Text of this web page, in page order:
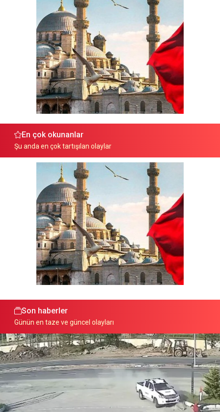
En çok okunanlar
Şu anda en çok tartışılan olaylar
Son haberler
Günün en taze ve güncel olayları